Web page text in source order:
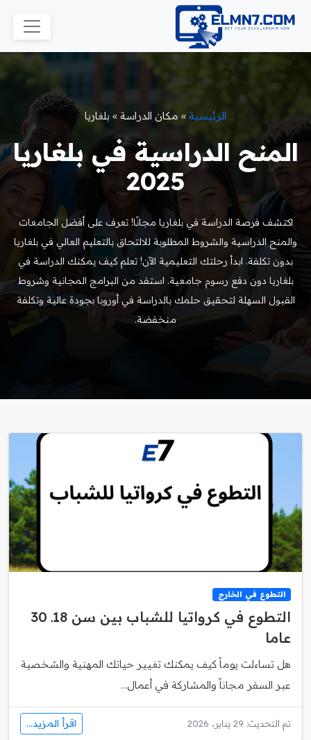
الرئيسية » مكان الدراسة » بلغاريا
المنح الدراسية في بلغاريا
2025
اكتشف فرصة الدراسة في بلغاريا مجانًا! تعرف على أفضل الجامعات
والمنح الدراسية والشروط المطلوبة للالتحاق بالتعليم العالي في بلغاريا
بدون تكلفة. ابدأ رحلتك التعليمية الآن! تعلم كيف يمكنك الدراسة في
بلغاريا دون دفع رسوم جامعية. استفد من البرامج المجانية وشروط
القبول السهلة لتحقيق حلمك بالدراسة في أوروبا بجودة عالية وتكلفة
منخفضة.
التطوع في الخارج
التطوع في كرواتيا للشباب بين سن 18ـ 30
عاما
هل تساءلت يوماً كيف يمكنك تغيير حياتك المهنية والشخصية
عبر السفر مجاناً والمشاركة في أعمال...
تم التحديث: 29 يناير، 2026 اقرأ المزيد...